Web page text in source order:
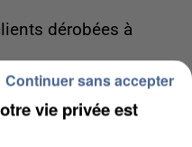
dérobées à
pas
vie privée est
Continuer sans accepter